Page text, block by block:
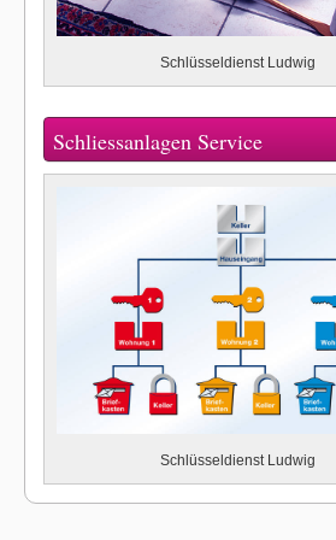
Schlüsseldienst Ludwig
Schliessanlagen Service
Schlüsseldienst Ludwig